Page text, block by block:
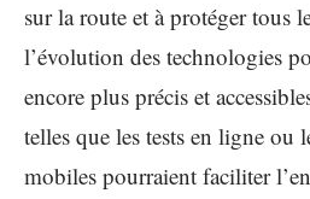
sur la route et à protéger tous
l’évolution des technologies
encore plus précis et
telles que les tests en ligne ou
mobiles pourraient faciliter